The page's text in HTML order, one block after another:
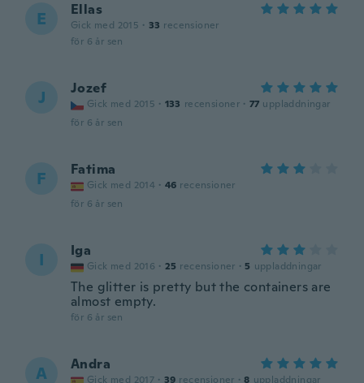
E Ellas
Gick med 2015 · 33 recensioner
för 6 år sen
J Jozef
Gick med 2015 · 133 recensioner · 77 uppladdningar
för 6 år sen
F Fatima
Gick med 2014 · 46 recensioner
för 6 år sen
I Iga
Gick med 2016 · 25 recensioner · 5 uppladdningar
The glitter is pretty but the containers are
almost empty.
för 6 år sen
A Andra
Gick med 2017 · 39 recensioner · 8 uppladdningar